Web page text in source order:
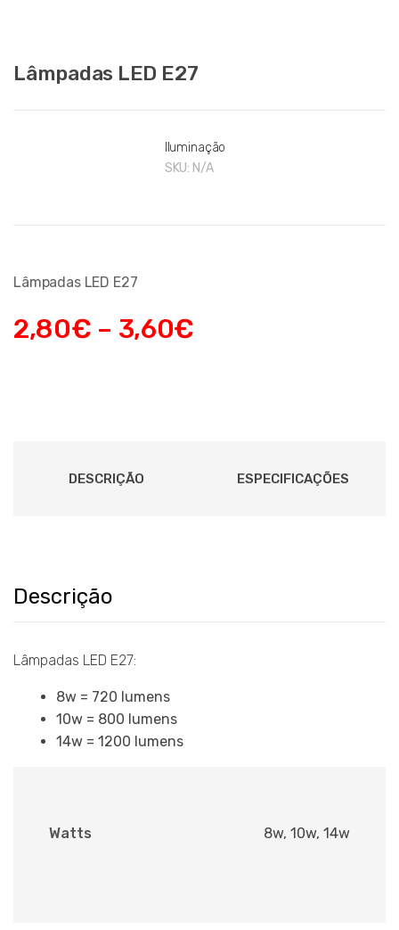
Lâmpadas LED E27
Iluminação
SKU: N/A
Lâmpadas LED E27
2,80€ – 3,60€
DESCRIÇÃO ESPECIFICAÇÕES
Descrição
Lâmpadas LED E27:
8w = 720 lumens
10w = 800 lumens
14w = 1200 lumens
Watts 8w, 10w, 14w